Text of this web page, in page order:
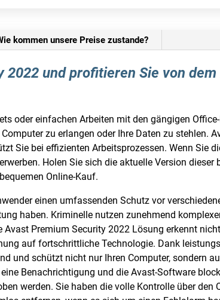
kommen unsere Preise zustande?
und profitieren Sie von dem
oder einfachen Arbeiten mit den gängigen
zu erlangen oder Ihre Daten zu stehlen.
Sie bei effizienten Arbeitsprozessen. Wenn Sie
Holen Sie sich die aktuelle Version dieser
Online-Kauf.
einen umfassenden Schutz vor
haben. Kriminelle nutzen zunehmend
Premium Security 2022 Lösung erkennt
auf fortschrittliche Technologie. Dank
und schützt nicht nur Ihren Computer, sondern
Benachrichtigung und die Avast-Software
werden. Sie haben die volle Kontrolle über den